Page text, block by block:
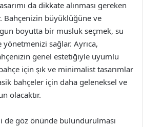
da dikkate alınması gereken
Bahçenizin büyüklüğüne ve
boyutta bir musluk seçmek, su
yönetmenizi sağlar. Ayrıca,
genel estetiğiyle uyumlu
için şık ve minimalist tasarımlar
bahçeler için daha geleneksel ve
olacaktır.
göz önünde bulundurulması